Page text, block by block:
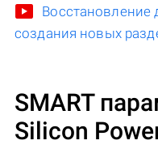
Восстановление
создания новых
SMART
Silicon